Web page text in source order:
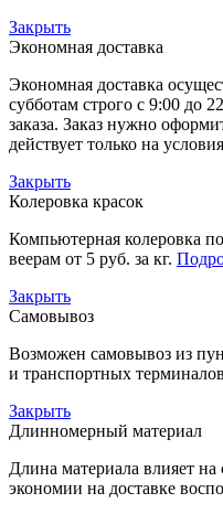
Закрыть
Экономная доставка
Экономная доставка
субботам строго с 9:00 до
заказа. Заказ нужно
действует только на
Закрыть
Колеровка красок
Компьютерная колеровка
веерам от 5 руб. за кг.
Закрыть
Самовывоз
Возможен самовывоз из
и транспортных
Закрыть
Длинномерный материал
Длина материала влияет
экономии на доставке